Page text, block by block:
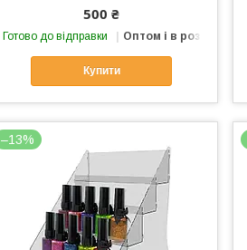
500 ₴
Готово до відправки Оптом і в роздріб
Купити
–13%